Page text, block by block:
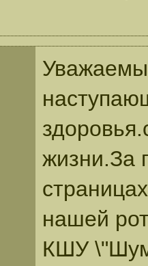
жизни.За
нашей
КШУ